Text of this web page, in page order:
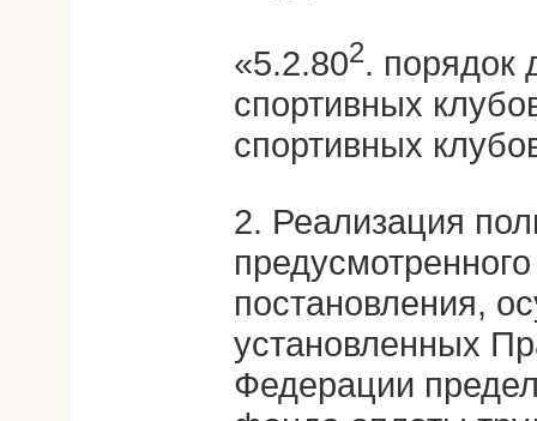
«5.2.802. порядок
спортивных
спортивных
2. Реализация
постановления,
установленных
Федерации